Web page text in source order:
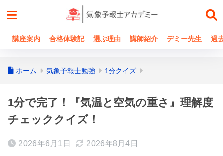
講座案内 合格体験記 選ぶ理由 講師紹介 デミー先生 過
ホーム 気象予報士勉強 1分クイズ
1分で完了！『気温と空気の重さ』理解度
チェッククイズ！
2026年6月1日 2026年8月4日